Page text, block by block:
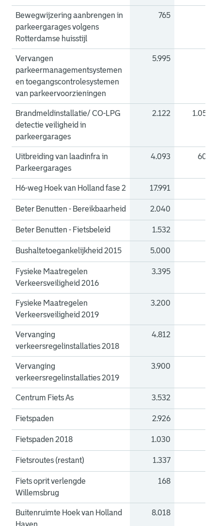
Bewegwijzering aanbrengen in
parkeergarages volgens
Rotterdamse huisstijl
765
Vervangen
parkeermanagementsystemen
en toegangscontrolesystemen
van parkeervoorzieningen
5.995
Brandmeldinstallatie/ CO-LPG
detectie veiligheid in
parkeergarages
2.122 1.050
Uitbreiding van laadinfra in
Parkeergarages
4.093 600
H6-weg Hoek van Holland fase 2 17.991
Beter Benutten - Bereikbaarheid 2.040
Beter Benutten - Fietsbeleid 1.532
Bushaltetoegankelijkheid 2015 5.000
Fysieke Maatregelen
Verkeersveiligheid 2016
3.395
Fysieke Maatregelen
Verkeersveiligheid 2019
3.200
Vervanging
verkeersregelinstallaties 2018
4.812
Vervanging
verkeersregelinstallaties 2019
3.900
Centrum Fiets As 3.532
Fietspaden 2.926
Fietspaden 2018 1.030
Fietsroutes (restant) 1.337
Fiets oprit verlengde
Willemsbrug
168
Buitenruimte Hoek van Holland
Haven
8.018